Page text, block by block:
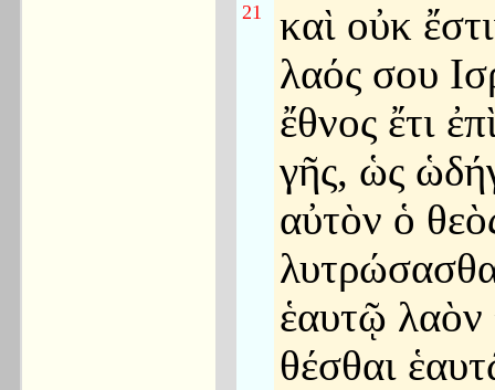
21
καὶ οὐκ
λαός σου
ἔθνος ἔτι
γῆς, ὡς
αὐτὸν ὁ
ἑαυτῷ λαὸν
θέσθαι